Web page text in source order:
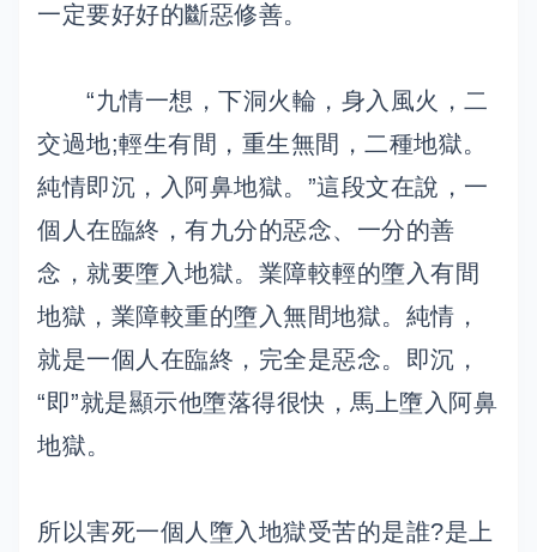
一定要好好的斷惡修善。
“九情一想，下洞火輪，身入風火，二
交過地;輕生有間，重生無間，二種地獄。
純情即沉，入阿鼻地獄。”這段文在說，一
個人在臨終，有九分的惡念、一分的善
念，就要墮入地獄。業障較輕的墮入有間
地獄，業障較重的墮入無間地獄。純情，
就是一個人在臨終，完全是惡念。即沉，
“即”就是顯示他墮落得很快，馬上墮入阿鼻
地獄。
所以害死一個人墮入地獄受苦的是誰?是上